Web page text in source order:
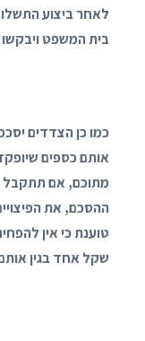
לאחר ביצוע
בית המשפט ויבקשו
כמו כן הצדדים
אותם כספים
מתוכם, אם תתקבל
טוענת כי אין
שקל אחד בגין